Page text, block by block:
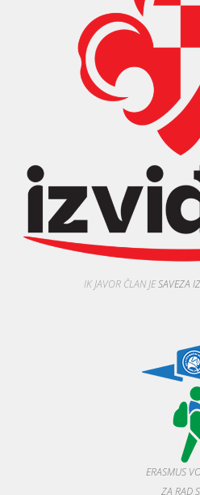
IK JAVOR ČLAN JESAVEZA
ERASMUS
ZA RAD S